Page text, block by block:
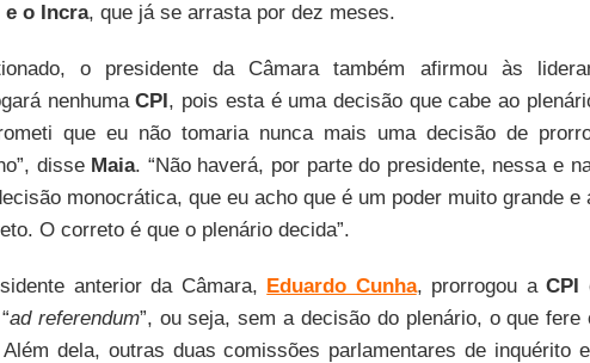
e o Incra, que já se arrasta por dez meses.
o presidente da Câmara também afirmou às
nenhumaCPI, pois esta é uma decisão que cabe ao
que eu não tomaria nunca mais uma decisão de
disse Maia. “Não haverá, por parte do presidente, nessa e
monocrática, que eu acho que é um poder muito grande e
O correto é que o plenário decida”.
anterior da Câmara, Eduardo Cunha, prorrogou aCPI
ad referendum”, ou seja, sem a decisão do plenário, o que fere
dela, outras duas comissões parlamentares de inquérito